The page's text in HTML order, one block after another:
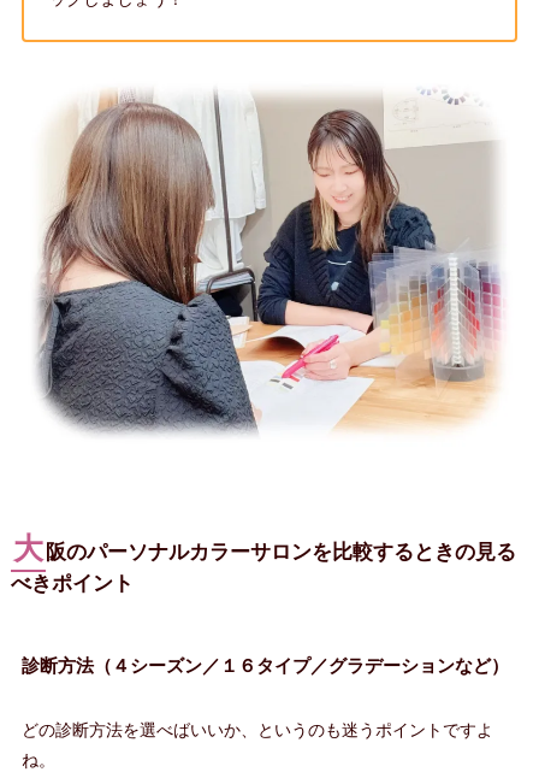
大 阪のパーソナルカラーサロンを比較するときの見る
べきポイント
診断方法（４シーズン／１６タイプ／グラデーションなど）
どの診断方法を選べばいいか、というのも迷うポイントですよ
ね。